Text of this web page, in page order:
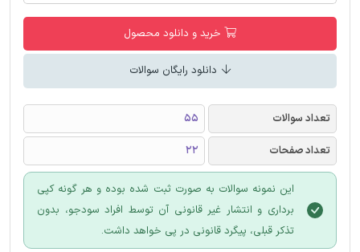
خرید و دانلود محصول
دانلود رایگان سوالات
تعداد سوالات
55
تعداد صفحات
22
این نمونه سوالات به صورت ثبت شده بوده و هر گونه کپی
برداری و انتشار غیر قانونی آن توسط افراد سودجو، بدون
تذکر قبلی، پیگرد قانونی در پی خواهد داشت.